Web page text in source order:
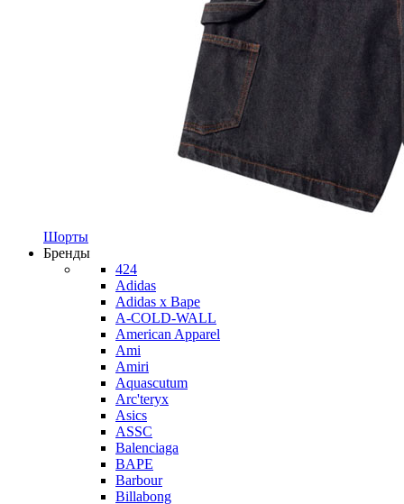
Шорты
Бренды
424
Adidas
Adidas x Bape
A-COLD-WALL
American Apparel
Ami
Amiri
Aquascutum
Arc'teryx
Asics
ASSC
Balenciaga
BAPE
Barbour
Billabong